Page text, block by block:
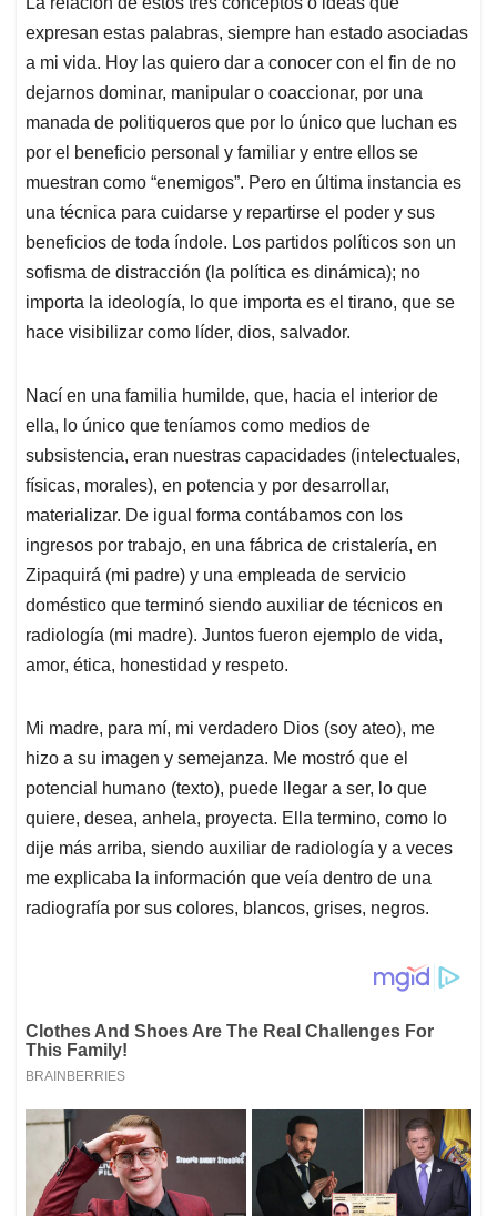
s
A
p
p
b
o
o
k
e
d
I
n
l
a
d
s
expresan estas palabras, siempre han estado asociadas
a mi vida. Hoy las quiero dar a conocer con el fin de no
dejarnos dominar, manipular o coaccionar, por una
manada de politiqueros que por lo único que luchan es
por el beneficio personal y familiar y entre ellos se
muestran como “enemigos”. Pero en última instancia es
una técnica para cuidarse y repartirse el poder y sus
beneficios de toda índole. Los partidos políticos son un
sofisma de distracción (la política es dinámica); no
importa la ideología, lo que importa es el tirano, que se
hace visibilizar como líder, dios, salvador.
Nací en una familia humilde, que, hacia el interior de
ella, lo único que teníamos como medios de
subsistencia, eran nuestras capacidades (intelectuales,
físicas, morales), en potencia y por desarrollar,
materializar. De igual forma contábamos con los
ingresos por trabajo, en una fábrica de cristalería, en
Zipaquirá (mi padre) y una empleada de servicio
doméstico que terminó siendo auxiliar de técnicos en
radiología (mi madre). Juntos fueron ejemplo de vida,
amor, ética, honestidad y respeto.
Mi madre, para mí, mi verdadero Dios (soy ateo), me
hizo a su imagen y semejanza. Me mostró que el
potencial humano (texto), puede llegar a ser, lo que
quiere, desea, anhela, proyecta. Ella termino, como lo
dije más arriba, siendo auxiliar de radiología y a veces
me explicaba la información que veía dentro de una
radiografía por sus colores, blancos, grises, negros.